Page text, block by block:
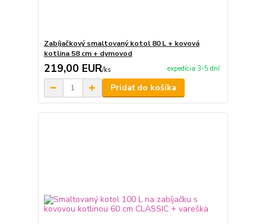
Zabíjačkový smaltovaný kotol 80 L + kovová
kotlina 58 cm + dymovod
219,00 EUR/ks expedícia 3-5 dní
Pridať do košíka